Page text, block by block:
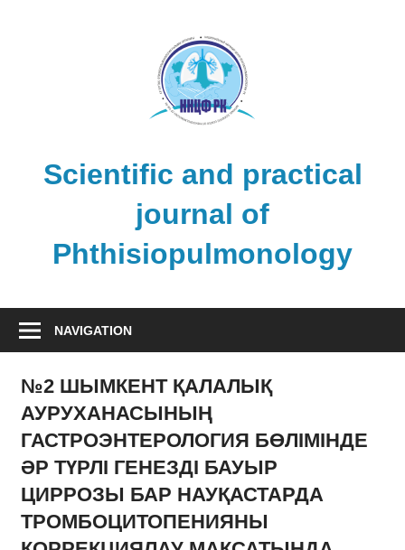
Scientific and practical
journal of
Phthisiopulmonology
NAVIGATION
№2 ШЫМКЕНТ ҚАЛАЛЫҚ
АУРУХАНАСЫНЫҢ
ГАСТРОЭНТЕРОЛОГИЯ БӨЛІМІНДЕ
ӘР ТҮРЛІ ГЕНЕЗДІ БАУЫР
ЦИРРОЗЫ БАР НАУҚАСТАРДА
ТРОМБОЦИТОПЕНИЯНЫ